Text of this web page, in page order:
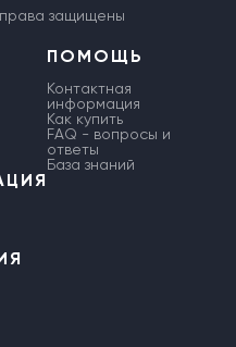
защищены
ПОМОЩЬ
Контактная
информация
Как купить
FAQ - вопросы и
ответы
База знаний